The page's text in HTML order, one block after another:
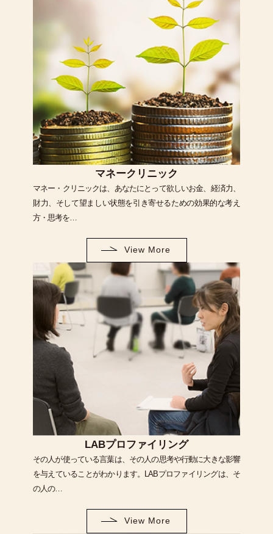
マネークリニック
マネー・クリニックは、あなたにとって欲しいお金、経済力、
財力、そして望ましい状態を引き寄せるための効果的な考え
方・思考を…
View More
LABプロファイリング
その人が使っている言葉は、その人の思考や行動に大きな影響
を与えていることがわかります。LABプロファイリングは、そ
の人の…
View More